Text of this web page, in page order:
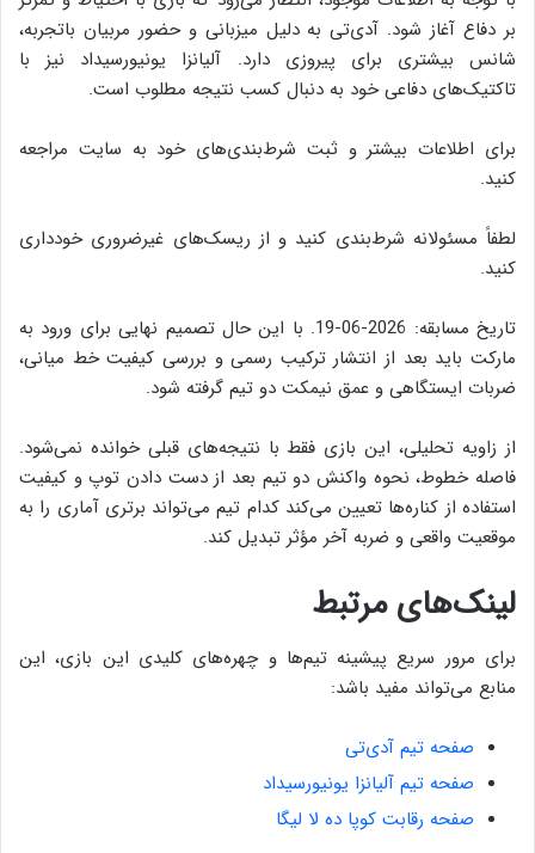
بر دفاع آغاز شود. آ‌دی‌تی به دلیل میزبانی و حضور مربیان باتجربه،
شانس بیشتری برای پیروزی دارد. آلیانزا یونیورسیداد نیز با
تاکتیک‌های دفاعی خود به دنبال کسب نتیجه مطلوب است.
برای اطلاعات بیشتر و ثبت شرط‌بندی‌های خود به سایت مراجعه
کنید.
لطفاً مسئولانه شرط‌بندی کنید و از ریسک‌های غیرضروری خودداری
کنید.
تاریخ مسابقه: 2026-06-19. با این حال تصمیم نهایی برای ورود به
مارکت باید بعد از انتشار ترکیب رسمی و بررسی کیفیت خط میانی،
ضربات ایستگاهی و عمق نیمکت دو تیم گرفته شود.
از زاویه تحلیلی، این بازی فقط با نتیجه‌های قبلی خوانده نمی‌شود.
فاصله خطوط، نحوه واکنش دو تیم بعد از دست دادن توپ و کیفیت
استفاده از کناره‌ها تعیین می‌کند کدام تیم می‌تواند برتری آماری را به
موقعیت واقعی و ضربه آخر مؤثر تبدیل کند.
لینک‌های مرتبط
برای مرور سریع پیشینه تیم‌ها و چهره‌های کلیدی این بازی، این
منابع می‌تواند مفید باشد:
صفحه تیم آ‌دی‌تی
صفحه تیم آلیانزا یونیورسیداد
صفحه رقابت کوپا ده لا لیگا